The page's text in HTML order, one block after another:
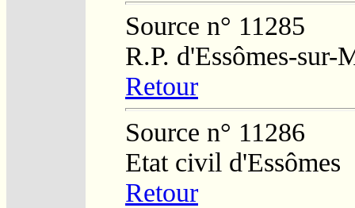
Source n° 11285
R.P. d'Essômes-sur-
Retour
Source n° 11286
Etat civil d'Essômes
Retour